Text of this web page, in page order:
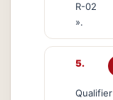
R-02
».
Qualifier